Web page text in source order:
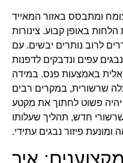
ומתבסס באזור המאייד
באופן קבוע. צינורות
לרוב נותרים יבשים. עם
עפים ונדבקים לדפנות
באמצעות פנס. במידה
שרשורית, במקרים רבים
יהיה פשוט לחתוך את מקטע
שרשורי חדש, תהליך שעלותו
ומונעת פיזור נבגים עתידי.